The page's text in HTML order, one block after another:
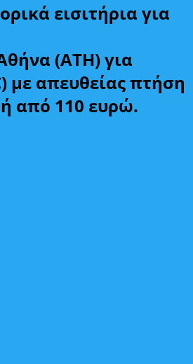
εισιτήρια για
(ATH) για
με απευθείας πτήση
από 110 ευρώ.